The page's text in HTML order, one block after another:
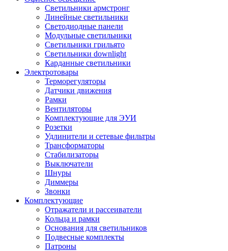
Светильники армстронг
Линейные светильники
Светодиодные панели
Модульные светильники
Светильники грильято
Светильники downlight
Карданные светильники
Электротовары
Терморегуляторы
Датчики движения
Рамки
Вентиляторы
Комплектующие для ЭУИ
Розетки
Удлинители и сетевые фильтры
Трансформаторы
Стабилизаторы
Выключатели
Шнуры
Диммеры
Звонки
Комплектующие
Отражатели и рассеиватели
Кольца и рамки
Основания для светильников
Подвесные комплекты
Патроны